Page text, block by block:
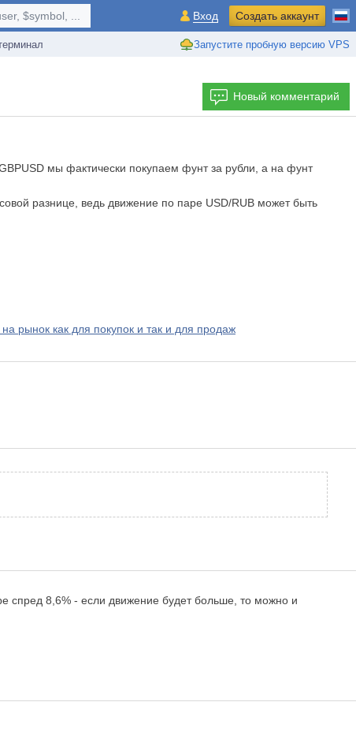
Запустите пробную версию VPS
$symbol, ... Вход Создать аккаунт
Новый комментарий
мы фактически покупаем фунт за рубли, а на фунт
разнице, ведь движение по паре USD/RUB может быть
рынок как для покупок и так и для продаж
спред 8,6% - если движение будет больше, то можно и